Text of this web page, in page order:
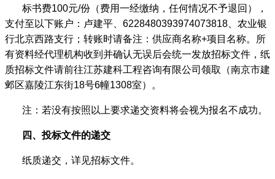
标书费100元/份（费用一经缴纳，任何情况不予退回），
支付至以下账户：卢建平、 6228480393974073818 、农业银
行北京西路支行；转账时请备注：供应商名称+项目名称。所
有资料经代理机构收到并确认无误后会统一发放招标文件，纸
质招标文件请前往江苏建科工程咨询有限公司领取（南京市建
邺区嘉陵江东街18号6幢1308室）。
注：若没有按照以上要求递交资料将会视为报名不成功。
四、投标文件的递交
纸质递交，详见招标文件。